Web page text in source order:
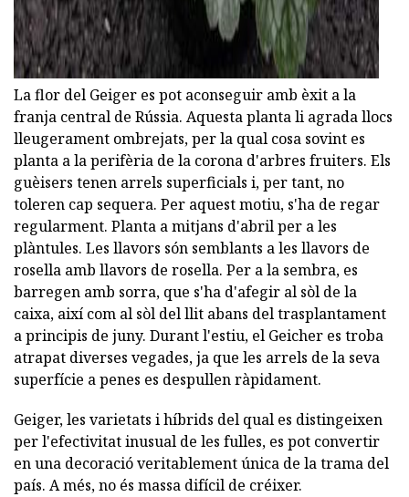
La flor del Geiger es pot aconseguir amb èxit a la
franja central de Rússia. Aquesta planta li agrada llocs
lleugerament ombrejats, per la qual cosa sovint es
planta a la perifèria de la corona d'arbres fruiters. Els
guèisers tenen arrels superficials i, per tant, no
toleren cap sequera. Per aquest motiu, s'ha de regar
regularment. Planta a mitjans d'abril per a les
plàntules. Les llavors són semblants a les llavors de
rosella amb llavors de rosella. Per a la sembra, es
barregen amb sorra, que s'ha d'afegir al sòl de la
caixa, així com al sòl del llit abans del trasplantament
a principis de juny. Durant l'estiu, el Geicher es troba
atrapat diverses vegades, ja que les arrels de la seva
superfície a penes es despullen ràpidament.
Geiger, les varietats i híbrids del qual es distingeixen
per l'efectivitat inusual de les fulles, es pot convertir
en una decoració veritablement única de la trama del
país. A més, no és massa difícil de créixer.